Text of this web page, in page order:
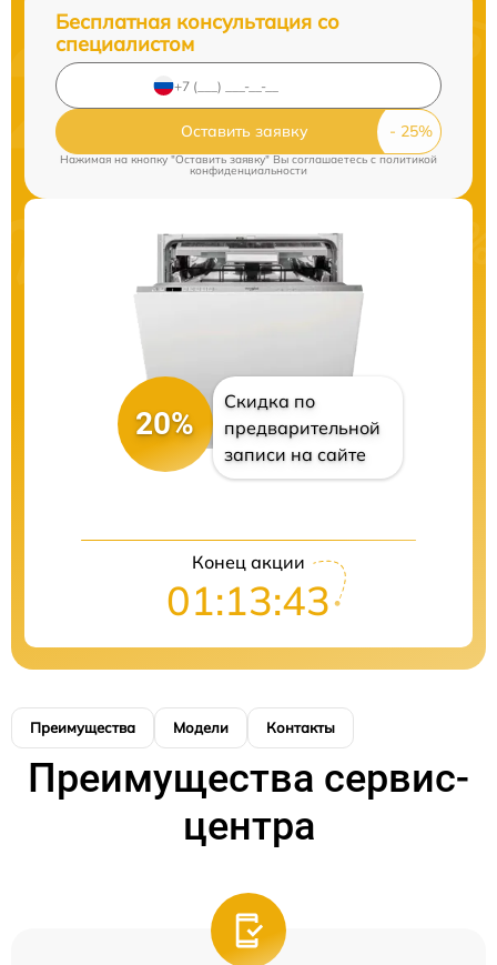
Бесплатная консультация со
специалистом
Оставить заявку
Нажимая на кнопку "Оставить заявку" Вы соглашаетесь c политикой
конфиденциальности
20%
Скидка по
предварительной
записи на сайте
Конец акции
01:13:43
Преимущества Модели Контакты
Преимущества сервис-
центра